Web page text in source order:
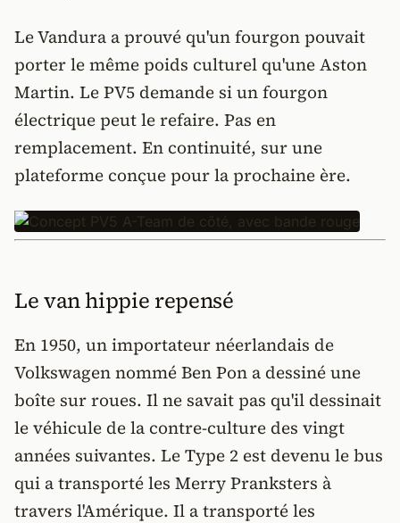
Le Vandura a prouvé qu'un fourgon pouvait
porter le même poids culturel qu'une Aston
Martin. Le PV5 demande si un fourgon
électrique peut le refaire. Pas en
remplacement. En continuité, sur une
plateforme conçue pour la prochaine ère.
Le van hippie repensé
En 1950, un importateur néerlandais de
Volkswagen nommé Ben Pon a dessiné une
boîte sur roues. Il ne savait pas qu'il dessinait
le véhicule de la contre-culture des vingt
années suivantes. Le Type 2 est devenu le bus
qui a transporté les Merry Pranksters à
travers l'Amérique. Il a transporté les